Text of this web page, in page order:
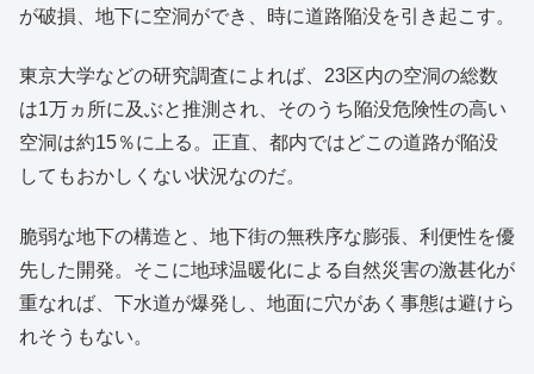
が破損、地下に空洞ができ、時に道路陥没を引き起こす。
東京大学などの研究調査によれば、23区内の空洞の総数
は1万ヵ所に及ぶと推測され、そのうち陥没危険性の高い
空洞は約15％に上る。正直、都内ではどこの道路が陥没
してもおかしくない状況なのだ。
脆弱な地下の構造と、地下街の無秩序な膨張、利便性を優
先した開発。そこに地球温暖化による自然災害の激甚化が
重なれば、下水道が爆発し、地面に穴があく事態は避けら
れそうもない。